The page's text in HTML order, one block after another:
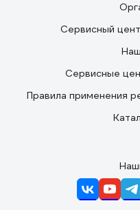
Сервисный
Сервисные
Правила применения